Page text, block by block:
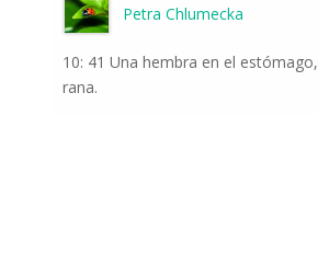
Petra Chlumecka
10: 41 Una hembra en el
rana.